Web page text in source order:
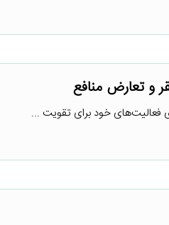
و تعارض منافع
فعالیت‌های خود برای تقویت ...